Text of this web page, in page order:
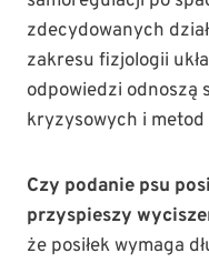
zdecydowanych
zakresu fizjologii
odpowiedzi odnoszą
kryzysowych i
Czy podanie psu
przyspieszy
że posiłek wymaga